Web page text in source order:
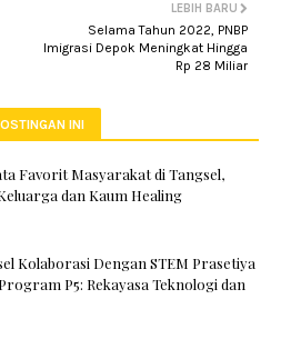
LEBIH BARU
Selama Tahun 2022, PNBP
Imigrasi Depok Meningkat Hingga
Rp 28 Miliar
INI
Favorit Masyarakat di Tangsel,
dan Kaum Healing
Kolaborasi Dengan STEM Prasetiya
P5: Rekayasa Teknologi dan